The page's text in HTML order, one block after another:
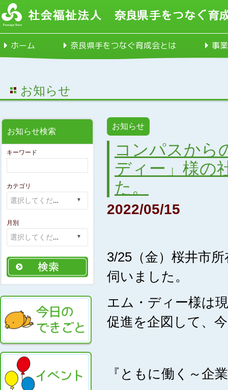
ホーム 奈良県手をつなぐ育成会とは 事
お知らせ
お知らせ検索
キーワード
カテゴリ
月別
お知らせ
コンパスから
ディー」様の
た。
2022/05/15
3/25（金）桜井市
伺いました。
エム・ディー様は
促進を企図して、
『ともに働く～企